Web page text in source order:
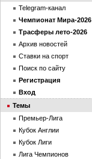
Telegram-канал
Чемпионат Мира-2026
Трасферы лето-2026
Архив новостей
Ставки на спорт
Поиск по сайту
Регистрация
Вход
Темы
Премьер-Лига
Кубок Англии
Кубок Лиги
Лига Чемпионов